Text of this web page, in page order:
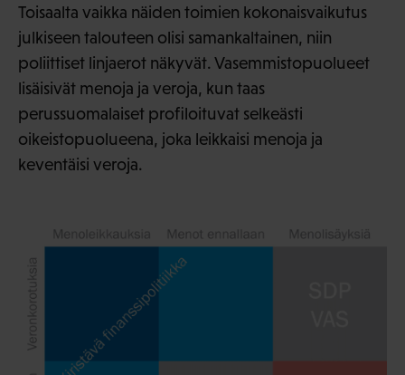
Toisaalta vaikka näiden toimien kokonaisvaikutus
julkiseen talouteen olisi samankaltainen, niin
poliittiset linjaerot näkyvät. Vasemmistopuolueet
lisäisivät menoja ja veroja, kun taas
perussuomalaiset profiloituvat selkeästi
oikeistopuolueena, joka leikkaisi menoja ja
keventäisi veroja.